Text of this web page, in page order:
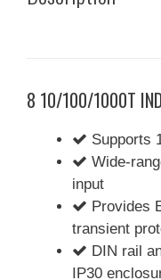
8 10/100/1000T
Supports
Wide-
input
Provides
transient
DIN rail
IP30